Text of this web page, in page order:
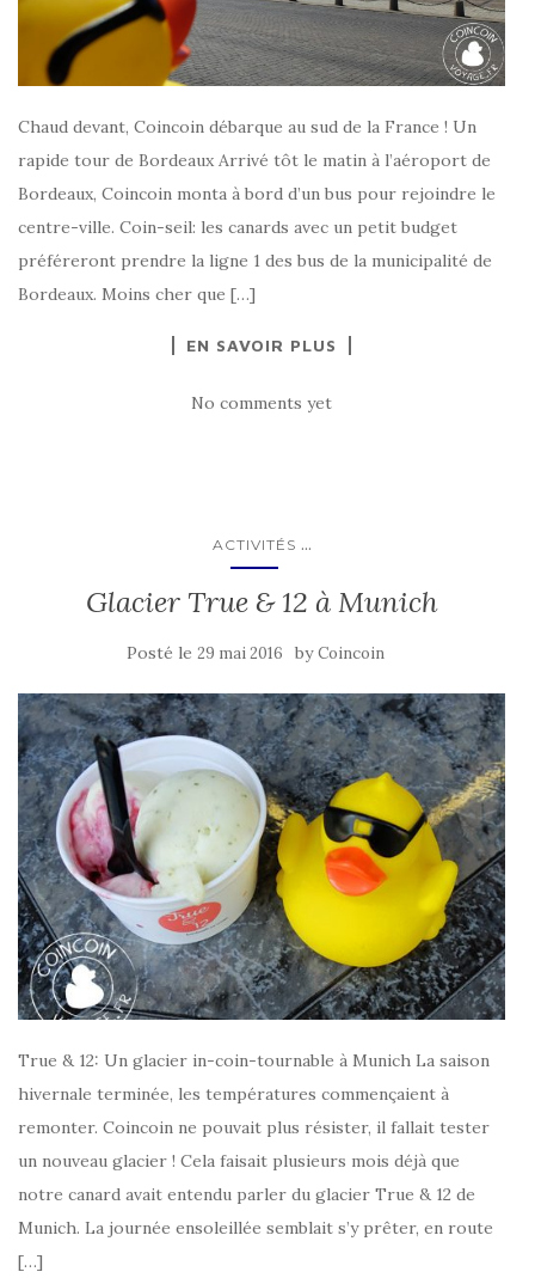
Chaud devant, Coincoin débarque au sud de la France ! Un
rapide tour de Bordeaux Arrivé tôt le matin à l’aéroport de
Bordeaux, Coincoin monta à bord d’un bus pour rejoindre le
centre-ville. Coin-seil: les canards avec un petit budget
préféreront prendre la ligne 1 des bus de la municipalité de
Bordeaux. Moins cher que […]
EN SAVOIR PLUS
No comments yet
ACTIVITÉS ...
Glacier True & 12 à Munich
Posté le 29 mai 2016 byCoincoin
True & 12: Un glacier in-coin-tournable à Munich La saison
hivernale terminée, les températures commençaient à
remonter. Coincoin ne pouvait plus résister, il fallait tester
un nouveau glacier ! Cela faisait plusieurs mois déjà que
notre canard avait entendu parler du glacier True & 12 de
Munich. La journée ensoleillée semblait s’y prêter, en route
[…]